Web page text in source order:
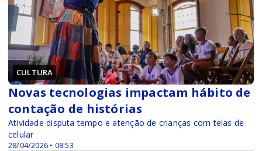
CULTURA
28/04/2026 • 08:53
Novas tecnologias impactam hábito de
contação de histórias
Atividade disputa tempo e atenção de crianças com telas de
celular